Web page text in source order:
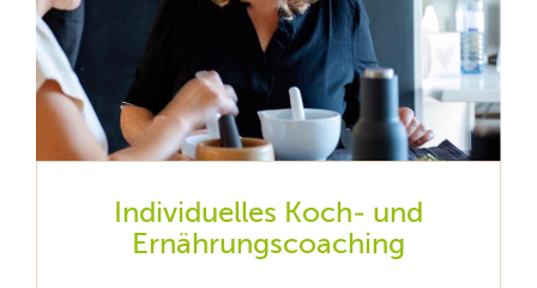
Individuelles Koch- und
Ernährungscoaching